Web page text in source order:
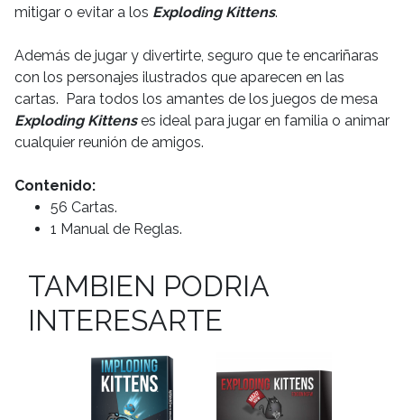
mitigar o evitar a los Exploding Kittens.
Además de jugar y divertirte, seguro que te encariñaras
con los personajes ilustrados que aparecen en las
cartas. Para todos los amantes de los juegos de mesa
Exploding Kittenses ideal para jugar en familia o animar
cualquier reunión de amigos.
Contenido:
56 Cartas.
1 Manual de Reglas.
TAMBIEN PODRIA
INTERESARTE